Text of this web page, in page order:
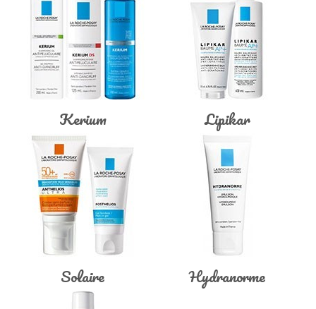
Kerium Lipikar
Solaire Hydranorme